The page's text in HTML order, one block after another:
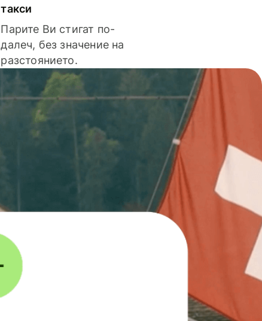
такси
Парите Ви стигат по-
далеч, без значение на
разстоянието.